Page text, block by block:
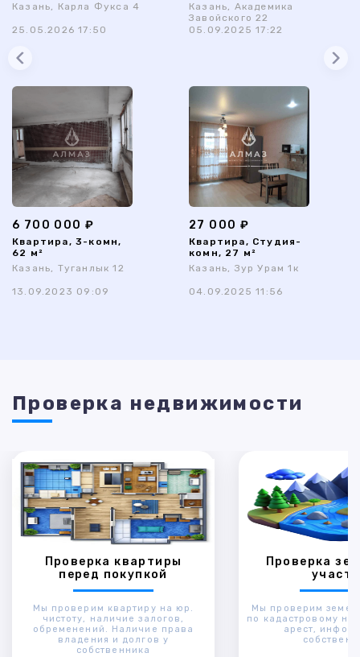
Казань, Карла Фукса 4
25.05.2026 17:50
Казань, Академика
Завойского 22
05.09.2025 17:22
6 700 000 ₽
Квартира, 3-комн,
62 м²
Казань, Туганлык 12
13.09.2023 09:09
27 000 ₽
Квартира, Студия-
комн, 27 м²
Казань, Зур Урам 1к
04.09.2025 11:56
Проверка недвижимости
Проверка квартиры
перед покупкой
Мы проверим квартиру на юр.
чистоту, наличие залогов,
обременений. Наличие права
владения и долгов у
собственника
Проверка
Мы проверим
по кадастровому
арест,